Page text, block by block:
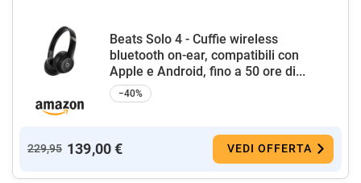
Beats Solo 4 - Cuffie wireless
bluetooth on-ear, compatibili con
Apple e Android, fino a 50 ore di...
−40%
229,95 139,00 € VEDI OFFERTA